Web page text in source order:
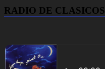
RADIO DE CLASICOS